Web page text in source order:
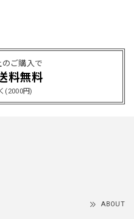
のご購入で
料無料
(2000円)
可愛いです！こういうのっ
うなデザインだと思うので
の通り袖の方が明らかに長
ABOUT